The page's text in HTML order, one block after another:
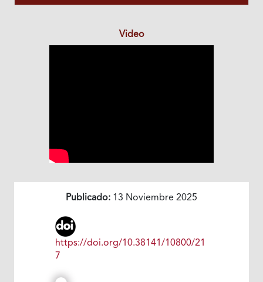
Video
Publicado: 13 Noviembre 2025
https://doi.org/10.38141/10800/21
7